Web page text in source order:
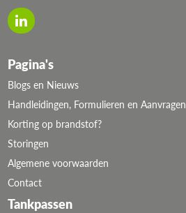
Pagina's
Blogs en Nieuws
Handleidingen, Formulieren en Aanvragen
Korting op brandstof?
Storingen
Algemene voorwaarden
Contact
Tankpassen